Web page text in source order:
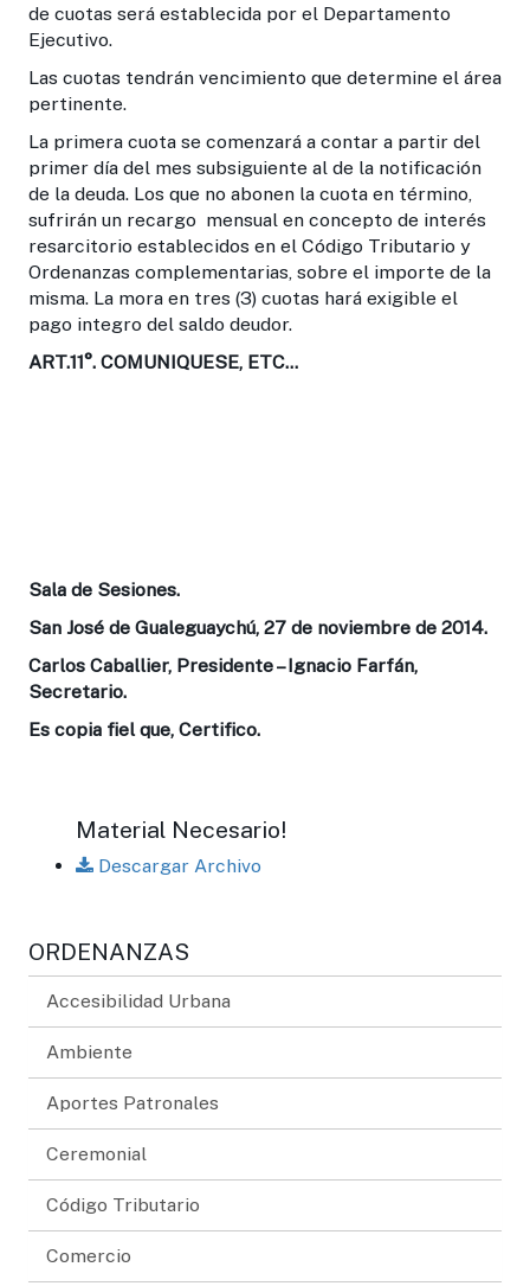
de cuotas será establecida por el Departamento
Ejecutivo.
Las cuotas tendrán vencimiento que determine el área
pertinente.
La primera cuota se comenzará a contar a partir del
primer día del mes subsiguiente al de la notificación
de la deuda. Los que no abonen la cuota en término,
sufrirán un recargo mensual en concepto de interés
resarcitorio establecidos en el Código Tributario y
Ordenanzas complementarias, sobre el importe de la
misma. La mora en tres (3) cuotas hará exigible el
pago integro del saldo deudor.
ART.11°. COMUNIQUESE, ETC…
Sala de Sesiones.
San José de Gualeguaychú, 27 de noviembre de 2014.
Carlos Caballier, Presidente – Ignacio Farfán,
Secretario.
Es copia fiel que, Certifico.
Material Necesario!
Descargar Archivo
ORDENANZAS
Accesibilidad Urbana
Ambiente
Aportes Patronales
Ceremonial
Código Tributario
Comercio